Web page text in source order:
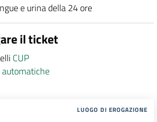
e urina della 24 ore
il ticket
CUP
LUOGO DI EROGAZIONE